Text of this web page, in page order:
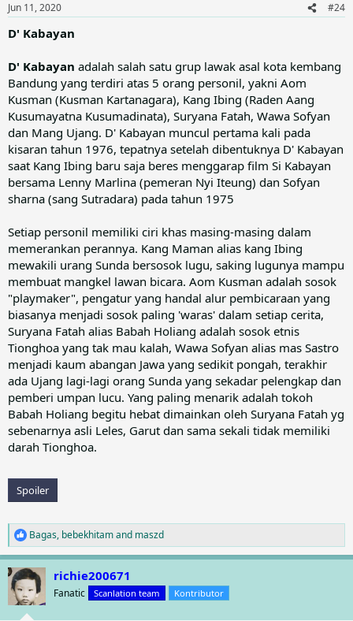
s
:
Jun 11, 2020 #24
D' Kabayan
D' Kabayan adalah salah satu grup lawak asal kota kembang
Bandung yang terdiri atas 5 orang personil, yakni Aom
Kusman (Kusman Kartanagara), Kang Ibing (Raden Aang
Kusumayatna Kusumadinata), Suryana Fatah, Wawa Sofyan
dan Mang Ujang. D' Kabayan muncul pertama kali pada
kisaran tahun 1976, tepatnya setelah dibentuknya D' Kabayan
saat Kang Ibing baru saja beres menggarap film Si Kabayan
bersama Lenny Marlina (pemeran Nyi Iteung) dan Sofyan
sharna (sang Sutradara) pada tahun 1975
Setiap personil memiliki ciri khas masing-masing dalam
memerankan perannya. Kang Maman alias kang Ibing
mewakili urang Sunda bersosok lugu, saking lugunya mampu
membuat mangkel lawan bicara. Aom Kusman adalah sosok
"playmaker", pengatur yang handal alur pembicaraan yang
biasanya menjadi sosok paling 'waras' dalam setiap cerita,
Suryana Fatah alias Babah Holiang adalah sosok etnis
Tionghoa yang tak mau kalah, Wawa Sofyan alias mas Sastro
menjadi kaum abangan Jawa yang sedikit pongah, terakhir
ada Ujang lagi-lagi orang Sunda yang sekadar pelengkap dan
pemberi umpan lucu. Yang paling menarik adalah tokoh
Babah Holiang begitu hebat dimainkan oleh Suryana Fatah yg
sebenarnya asli Leles, Garut dan sama sekali tidak memiliki
darah Tionghoa.
Spoiler
R
e
a
c
t
i
Bagas, bebekhitamand maszd
richie200671
Fanatic Scanlation team Kontributor